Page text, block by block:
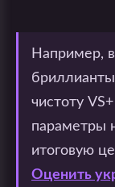
Например,
чистоту
параметры
итоговую
Оценить